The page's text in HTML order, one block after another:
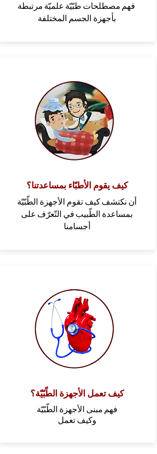
فهم مصطلحات طبّيّة علميّة مرتبطة
بأجهزة الجسم المختلفة
كيف يقوم الأطبّاء بمساعدتنا؟
أن نكتشف كيف تقوم الأجهزة الطّبّيّة
بمساعدة الطّبيب في التّعرّف على
أجسامنا
كيف تعمل الأجهزة الطّبّيّة؟
فهم مبنى الأجهزة الطّبّيّة
وكيف تعمل